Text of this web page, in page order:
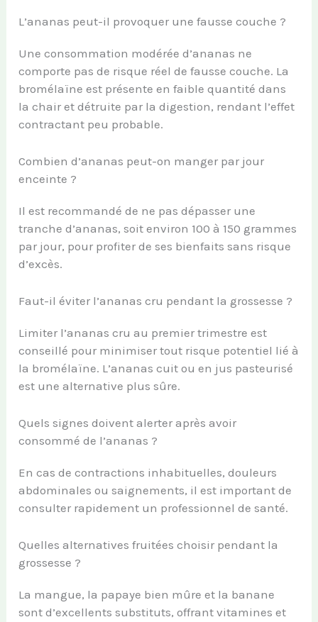
L’ananas peut-il provoquer une fausse couche ?
Une consommation modérée d’ananas ne
comporte pas de risque réel de fausse couche. La
bromélaïne est présente en faible quantité dans
la chair et détruite par la digestion, rendant l’effet
contractant peu probable.
Combien d’ananas peut-on manger par jour
enceinte ?
Il est recommandé de ne pas dépasser une
tranche d’ananas, soit environ 100 à 150 grammes
par jour, pour profiter de ses bienfaits sans risque
d’excès.
Faut-il éviter l’ananas cru pendant la grossesse ?
Limiter l’ananas cru au premier trimestre est
conseillé pour minimiser tout risque potentiel lié à
la bromélaïne. L’ananas cuit ou en jus pasteurisé
est une alternative plus sûre.
Quels signes doivent alerter après avoir
consommé de l’ananas ?
En cas de contractions inhabituelles, douleurs
abdominales ou saignements, il est important de
consulter rapidement un professionnel de santé.
Quelles alternatives fruitées choisir pendant la
grossesse ?
La mangue, la papaye bien mûre et la banane
sont d’excellents substituts, offrant vitamines et